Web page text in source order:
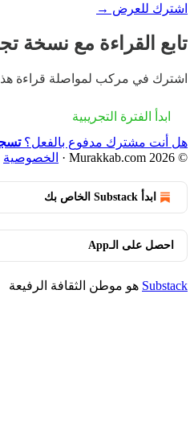
اشترك للعرض →
تابع القراءة مع نسخة
اشترك في مركب لمواصلة قراءة هذا المنشور واحصل على 7
ابدأ الفترة التجريبية
هل أنت مشترك مدفوع بالفعل؟
© 2026 Murakkab.com
· الخصوصية
ابدأ Substack الخاص بك
احصل على الـApp
Substack هو موطن الثقافة الرفيعة